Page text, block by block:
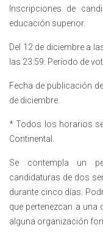
Inscripciones de
educación superior.
Del 12 de diciembre a
las 23:59: Período de
Fecha de publicación
de diciembre.
* Todos los horarios
Continental.
Se contempla un
candidaturas de dos
durante cinco días.
que pertenezcan a una
alguna organización